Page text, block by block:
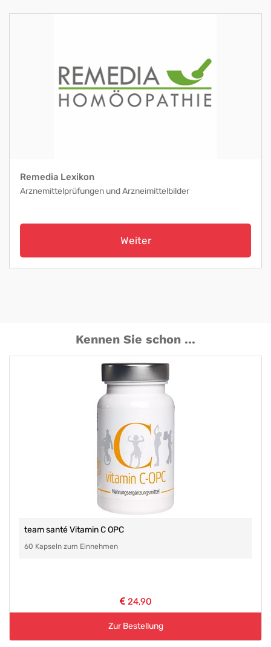
Remedia Lexikon
Arznemittelprüfungen und Arzneimittelbilder
Weiter
Kennen Sie schon ...
team santé Vitamin C OPC
60 Kapseln zum Einnehmen
24,90
Zur Bestellung